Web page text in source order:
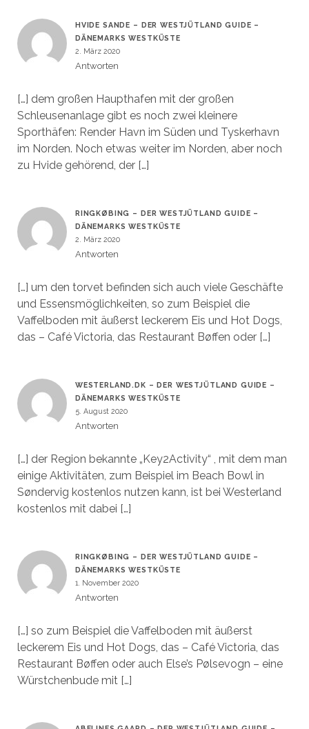
HVIDE SANDE – DER WESTJÜTLAND GUIDE –
DÄNEMARKS WESTKÜSTE
2. März 2020
Antworten
[…] dem großen Haupthafen mit der großen
Schleusenanlage gibt es noch zwei kleinere
Sporthäfen: Render Havn im Süden und Tyskerhavn
im Norden. Noch etwas weiter im Norden, aber noch
zu Hvide gehörend, der […]
RINGKØBING – DER WESTJÜTLAND GUIDE –
DÄNEMARKS WESTKÜSTE
2. März 2020
Antworten
[…] um den torvet befinden sich auch viele Geschäfte
und Essensmöglichkeiten, so zum Beispiel die
Vaffelboden mit äußerst leckerem Eis und Hot Dogs,
das – Café Victoria, das Restaurant Bøffen oder […]
WESTERLAND.DK – DER WESTJÜTLAND GUIDE –
DÄNEMARKS WESTKÜSTE
5. August 2020
Antworten
[…] der Region bekannte „Key2Activity“ , mit dem man
einige Aktivitäten, zum Beispiel im Beach Bowl in
Søndervig kostenlos nutzen kann, ist bei Westerland
kostenlos mit dabei […]
RINGKØBING – DER WESTJÜTLAND GUIDE –
DÄNEMARKS WESTKÜSTE
1. November 2020
Antworten
[…] so zum Beispiel die Vaffelboden mit äußerst
leckerem Eis und Hot Dogs, das – Café Victoria, das
Restaurant Bøffen oder auch Else’s Pølsevogn – eine
Würstchenbude mit […]